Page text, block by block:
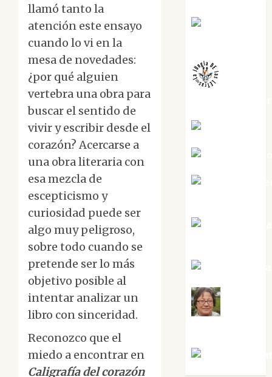
llamó tanto la
atención este ensayo
cuando lo vi en la
mesa de novedades:
¿por qué alguien
vertebra una obra para
buscar el sentido de
vivir y escribir desde el
corazón? Acercarse a
una obra literaria con
esa mezcla de
escepticismo y
curiosidad puede ser
algo muy peligroso,
sobre todo cuando se
pretende ser lo más
objetivo posible al
intentar analizar un
libro con sinceridad.
Reconozco que el
miedo a encontrar en
Caligrafía del corazón